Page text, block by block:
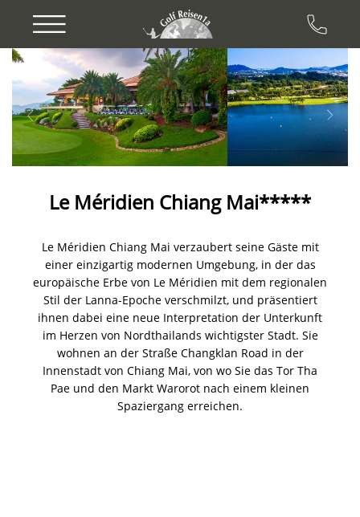
Previous
Le Méridien Chiang Mai*****
Le Méridien Chiang Mai verzaubert seine Gäste mit
einer einzigartig modernen Umgebung, in der das
europäische Erbe von Le Méridien mit dem regionalen
Stil der Lanna-Epoche verschmilzt, und präsentiert
ihnen dabei eine neue Interpretation der Unterkunft
im Herzen von Nordthailands wichtigster Stadt. Sie
wohnen an der Straße Changklan Road in der
Innenstadt von Chiang Mai, von wo Sie das Tor Tha
Pae und den Markt Warorot nach einem kleinen
Spaziergang erreichen.